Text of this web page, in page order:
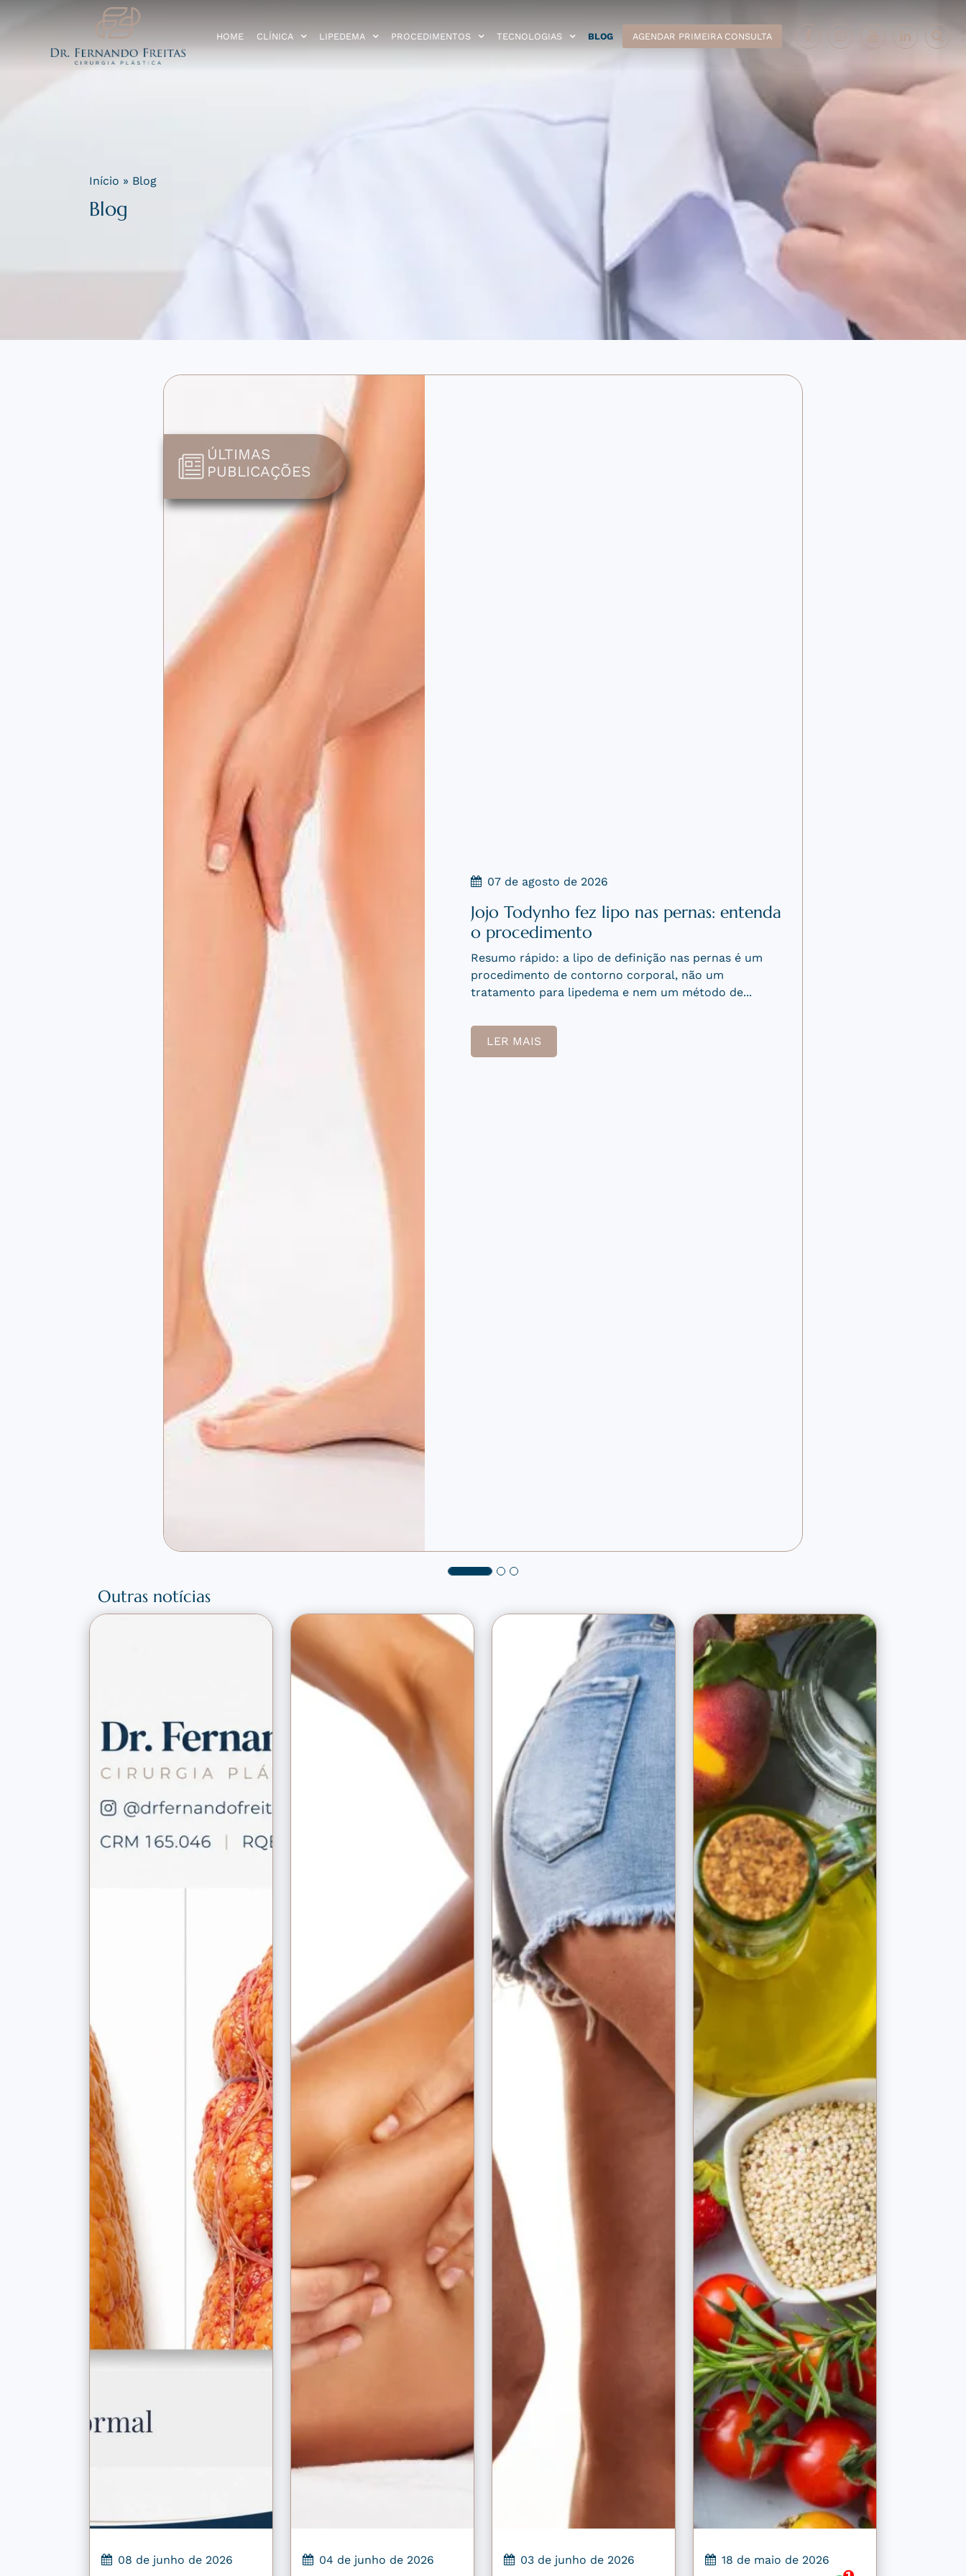
HOME CLÍNICA LIPEDEMA PROCEDIMENTOS TECNOLOGIAS BLOG AGENDAR PRIMEIRA CONSULTA
Início » Blog
Blog
ÚLTIMAS
PUBLICAÇÕES
03 de agosto de 2026
Cruroplastia masculina: lifting de coxa em
homens
Resumo rápido: a cruroplastia masculina remove o
excesso de pele da face interna da coxa. É indicada
principalmente para homens que perderam muito...
LER MAIS
Outras notícias
08 de junho de 2026 04 de junho de 2026 03 de junho de 2026 18 de maio de 2026